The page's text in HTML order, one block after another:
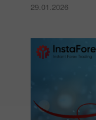
29.01.2026